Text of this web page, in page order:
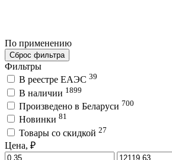
По применению
Сброс фильтра
Фильтры
В реестре ЕАЭС 39
В наличии 1899
Произведено в Беларуси 700
Новинки 81
Товары со скидкой 27
Цена, ₽